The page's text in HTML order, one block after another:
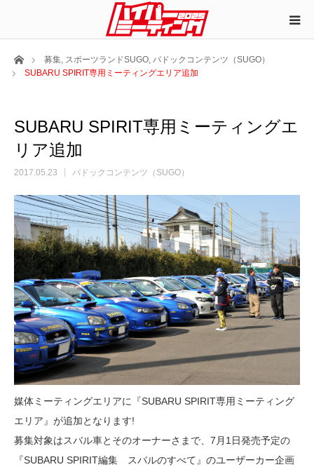
ホーム募集, スポーツランドSUGO, パドックコンテンツ（SUGO）
SUBARU SPIRIT専用ミーティングエリア追加
SUBARU SPIRIT専用ミーティングエ
リア追加
2017.05.23 パドックコンテンツ（SUGO）
媒体ミーティングエリアに『SUBARU SPIRIT専用ミーティング
エリア』が追加となります!
募集対象はスバル車とそのオーナーさまで、7月1日発売予定の
『SUBARU SPIRIT編集 スバルのすべて』のユーザーカー企画